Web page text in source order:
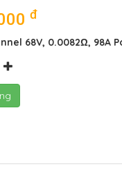
đ
68V, 0.0082Ω, 98A